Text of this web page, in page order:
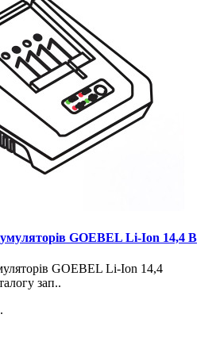
GOEBEL Li-Ion 14,4 В
GOEBEL Li-Ion 14,4
зап..